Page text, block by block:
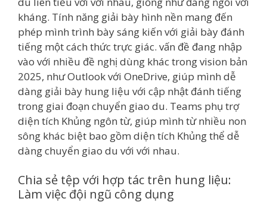
kháng. Tính năng giải bày hình nền mang đến
phép mình trình bày sáng kiến với giải bày đánh
tiếng một cách thức trực giác. vấn đề đang nhập
vào với nhiều đề nghị dùng khác trong vision bản
2025, như Outlook với OneDrive, giúp mình dễ
dàng giải bày hung liệu với cập nhật đánh tiếng
trong giai đoạn chuyển giao du. Teams phụ trợ
diện tích Khủng ngôn từ, giúp mình từ nhiều non
sông khác biệt bao gồm diện tích Khủng thể dễ
dàng chuyển giao du với với nhau.
Chia sẻ tệp với hợp tác trên hung liệu:
Làm việc đội ngũ công dụng